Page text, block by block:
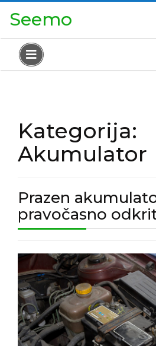
Seemo
Kategorija:
Akumulator
Prazen
pravočasno
Prazen
akumulator
pravočasno
odkrit